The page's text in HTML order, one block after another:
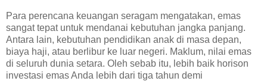
Para perencana keuangan seragam mengatakan, emas
sangat tepat untuk mendanai kebutuhan jangka panjang.
Antara lain, kebutuhan pendidikan anak di masa depan,
biaya haji, atau berlibur ke luar negeri. Maklum, nilai emas
di seluruh dunia setara. Oleh sebab itu, lebih baik horison
investasi emas Anda lebih dari tiga tahun demi